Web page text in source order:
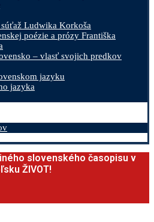
Ludwika Korkoša
poézie a prózy Františka
– vlasť svojich predkov
jazyku
jazyka
slovenského časopisu v
ŽIVOT!